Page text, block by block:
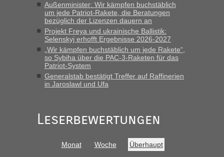
„Wir sind mit unserem Wohnmobil, wie geplant am Montag
15.6. in Krakovets rüber. Sehr zeitig los gegen 5 Uhr in der
Früh. Mit sehr sehr wenig Verkehr, super bis zur Grenze. Nur
8 PKW vor der Schranke....“
Berichte und Reisetipps • Re: An welchem
Grenzübergang zwischen Polen und der Ukraine geht es am
schnellsten?
„Gestern 6 Stunden warten vor der Grenze Richtung Polen
Grenzübergang zwischen Polen und der Ukraine geht es am
Außenminister: Wir kämpfen buchstäblich
um jede Patriot-Rakete, die Beratungen
bezüglich der Lizenzen dauern an
Projekt Freya und ukrainische Ballistik:
Selenskyj erhofft Ergebnisse 2026-2027
„Wir kämpfen buchstäblich um jede Rakete“,
so Sybiha über die PAC-3-Raketen für das
Patriot-System
Generalstab bestätigt Treffer auf Raffinerien
in Jaroslawl und Ufa
Leserbewertungen
Monat Woche Überhaupt